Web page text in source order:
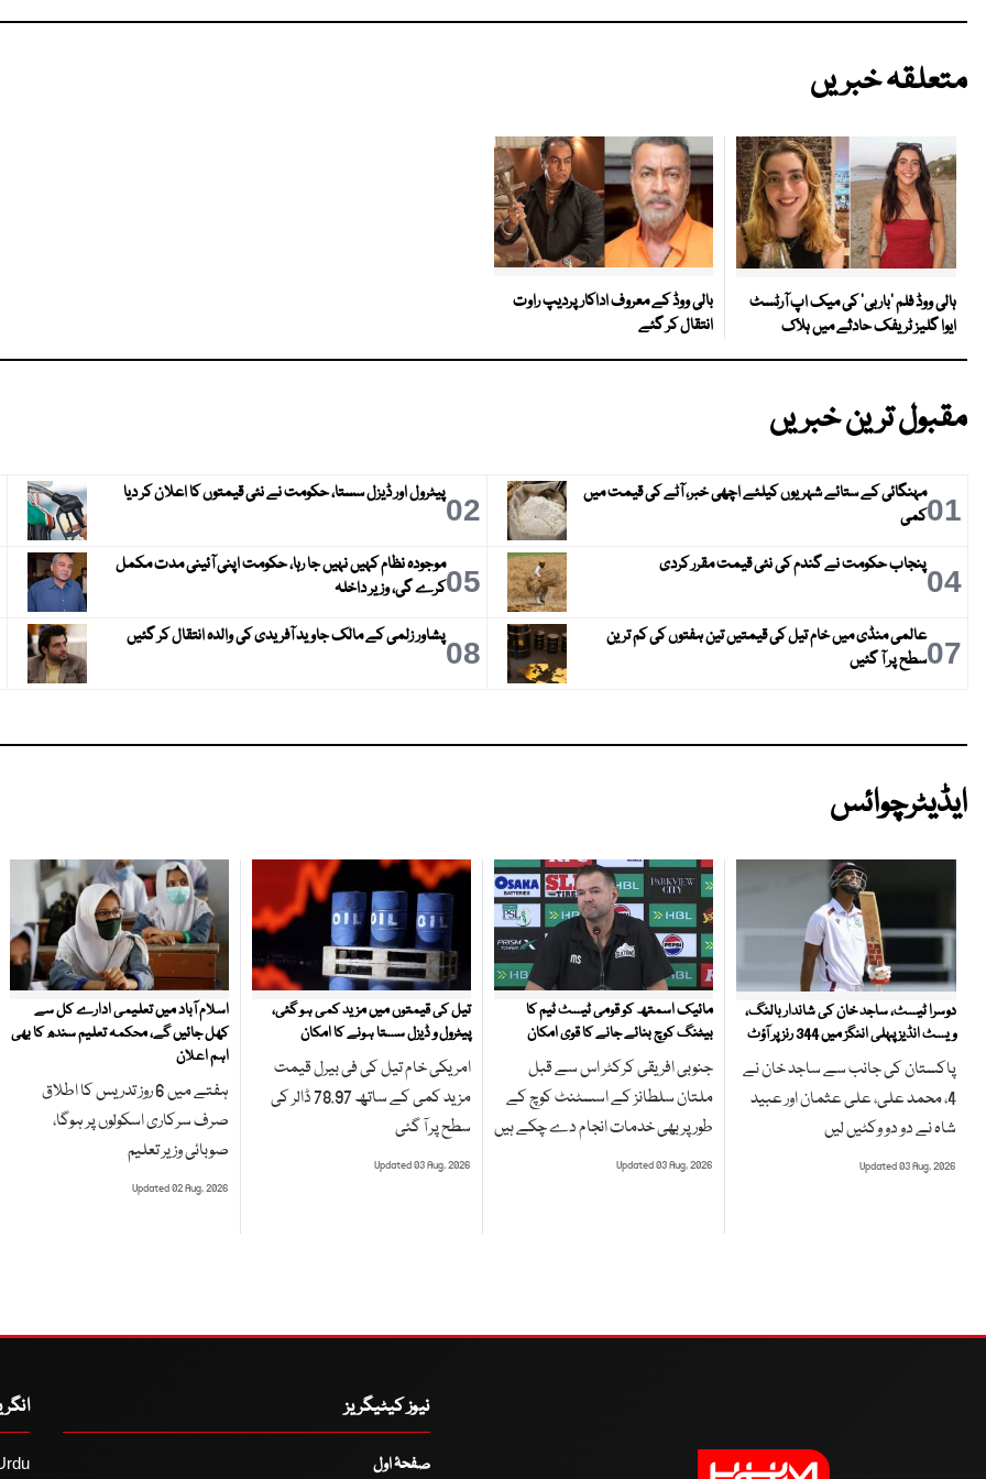
متعلقہ خبریں
ہالی ووڈ فلم ’باربی‘ کی میک اپ آرٹسٹ
ایوا گلیز ٹریفک حادثے میں ہلاک
بالی ووڈ کے معروف اداکار پردیپ راوت
انتقال کر گئے
مقبول ترین خبریں
01مہنگائی کے ستائے شہریوں کیلئے اچھی خبر، آٹے کی قیمت میں
کمی
02پیٹرول اور ڈیزل سستا، حکومت نے نئی قیمتوں کا اعلان کر دیا
04پنجاب حکومت نے گندم کی نئی قیمت مقرر کردی 05موجودہ نظام کہیں نہیں جا رہا، حکومت اپنی آئینی مدت مکمل
کرے گی، وزیر داخلہ
07عالمی منڈی میں خام تیل کی قیمتیں تین ہفتوں کی کم ترین
سطح پر آ گئیں
08پشاور زلمی کے مالک جاوید آفریدی کی والدہ انتقال کر گئیں
ایڈیٹرچوائس
دوسرا ٹیسٹ، ساجد خان کی شاندار بالنگ،
ویسٹ انڈیز پہلی اننگز میں 344 رنز پر آؤٹ
پاکستان کی جانب سے ساجد خان نے
4، محمد علی، علی عثمان اور عبید
شاہ نے دو دو وکٹیں لیں
Updated 03 Aug, 2026
مائیک اسمتھ کو قومی ٹیسٹ ٹیم کا
بیٹنگ کوچ بنائے جانے کا قوی امکان
جنوبی افریقی کرکٹر اس سے قبل
ملتان سلطانز کے اسسٹنٹ کوچ کے
طور پر بھی خدمات انجام دے چکے ہیں
Updated 03 Aug, 2026
تیل کی قیمتوں میں مزید کمی ہو گئی،
پیٹرول و ڈیزل سستا ہونے کا امکان
امریکی خام تیل کی فی بیرل قیمت
مزید کمی کے ساتھ 78.97 ڈالر کی
سطح پر آ گئی
Updated 03 Aug, 2026
اسلام آباد میں تعلیمی ادارے کل سے
کھل جائیں گے، محکمہ تعلیم سندھ کا بھی
اہم اعلان
ہفتے میں 6 روز تدریس کا اطلاق
صرف سرکاری اسکولوں پر ہوگا،
صوبائی وزیر تعلیم
Updated 02 Aug, 2026
نیوز کیٹیگریز
صفحۂ اول